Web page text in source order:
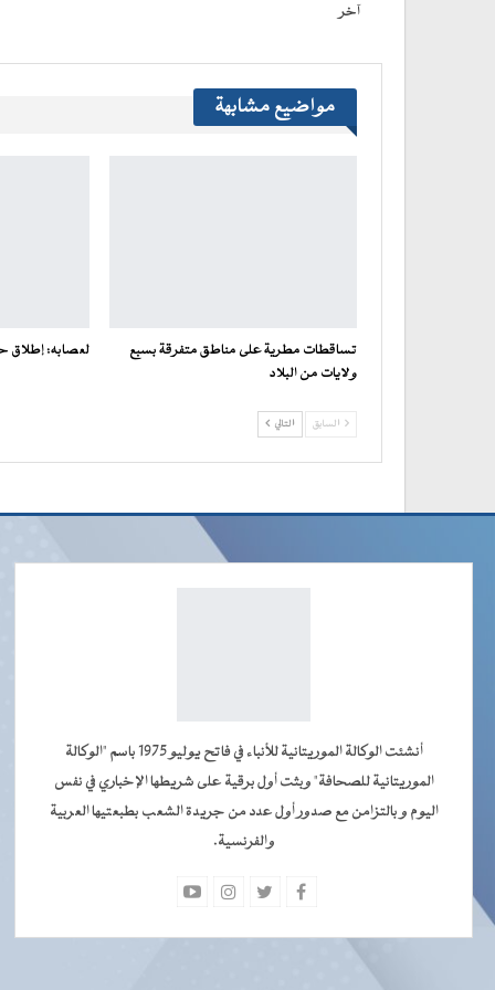
آخر
مواضيع مشابهة
تساقطات مطرية على مناطق متفرقة بسبع
ولايات من البلاد
لعصابه: إطلاق
السابق التالي
أنشئت الوكالة الموريتانية للأنباء في فاتح يوليو 1975 باسم "الوكالة
الموريتانية للصحافة" وبثت أول برقية على شريطها الإخباري في نفس
اليوم و بالتزامن مع صدور أول عدد من جريدة الشعب بطبعتيها العربية
والفرنسية.